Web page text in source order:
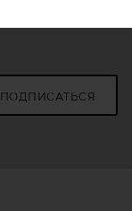
ПОДПИСАТЬСЯ